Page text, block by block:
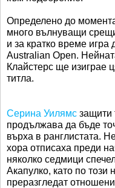
Определено до
много вълнуващи
и за кратко време
Australian Open.
Клайстерс ще изиграе
титла.
Серина Уилямс защити
продължава да бъде
върха в ранглистата.
хора отписаха преди
няколко седмици
Акапулко, като по този
преразгледат